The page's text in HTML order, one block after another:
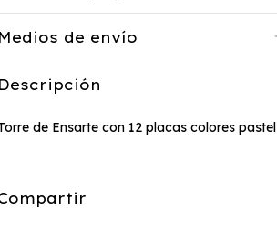
de envío
de Ensarte con 12 placas colores pastel